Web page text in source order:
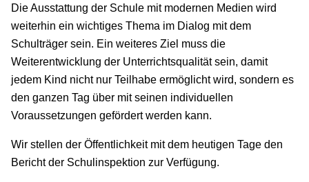
Die Ausstattung der Schule mit modernen Medien wird
weiterhin ein wichtiges Thema im Dialog mit dem
Schulträger sein. Ein weiteres Ziel muss die
Weiterentwicklung der Unterrichtsqualität sein, damit
jedem Kind nicht nur Teilhabe ermöglicht wird, sondern es
den ganzen Tag über mit seinen individuellen
Voraussetzungen gefördert werden kann.
Wir stellen der Öffentlichkeit mit dem heutigen Tage den
Bericht der Schulinspektion zur Verfügung.